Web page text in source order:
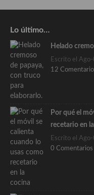
Lo último…
Helado
Escrito el
12
Por qué el
recetario en
Escrito el
0 Comentarios